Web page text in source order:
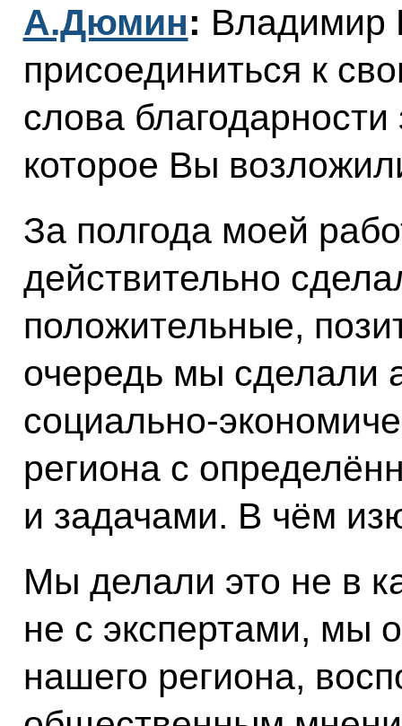
А.Дюмин: Владимир
присоединиться к
слова
которое Вы
За полгода моей
действительно
положительные,
очередь мы сделали
социально-
региона с
и задачами. В чём
Мы делали это не в
не с экспертами, мы
нашего региона,